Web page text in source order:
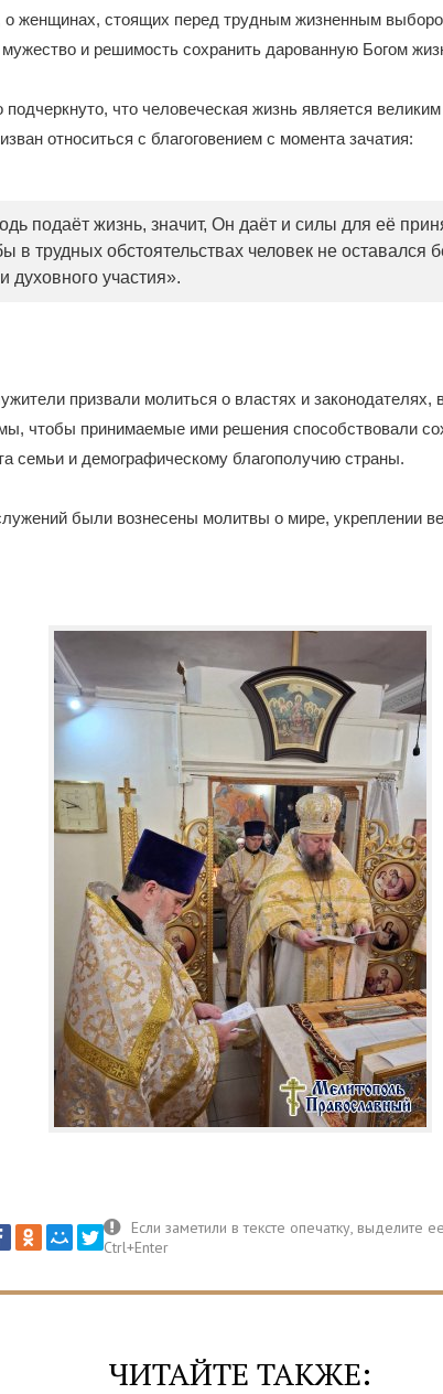
о женщинах, стоящих перед трудным жизненным
и решимость сохранить дарованную Богом
что человеческая жизнь является
относиться с благоговением с момента зачатия:
подаёт жизнь, значит, Он даёт и силы для её
в трудных обстоятельствах человек не оставался
духовного участия».
призвали молиться о властях и законодателях,
чтобы принимаемые ими решения способствовали
семьи и демографическому благополучию страны.
были вознесены молитвы о мире, укреплении
ЧИТАЙТЕ ТАКЖЕ: